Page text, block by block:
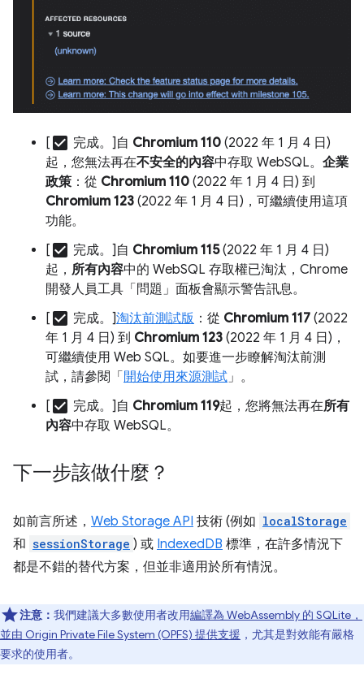
[ check_box 完成。]自 Chromium 110 (2022 年 1 月 4 日)
起，您無法再在不安全的內容中存取 WebSQL。 企業
政策 ：從 Chromium 110 (2022 年 1 月 4 日) 到
Chromium 123 (2022 年 1 月 4 日)，可繼續使用這項
功能。
[ check_box 完成。]自 Chromium 115(2022 年 1 月 4 日)
起， 所有內容中的 WebSQL 存取權已淘汰，Chrome
開發人員工具「問題」面板會顯示警告訊息。
[ check_box 完成。]淘汰前測試版 ：從 Chromium 117 (2022
年 1 月 4 日) 到 Chromium 123 (2022 年 1 月 4 日)，
可繼續使用 Web SQL。如要進一步瞭解淘汰前測
試，請參閱「 開始使用來源測試」。
[ check_box 完成。]自 Chromium 119起，您將無法再在所有
內容中存取 WebSQL。
下一步該做什麼？
如前言所述， Web Storage API 技術 (例如 localStorage
和 sessionStorage ) 或 IndexedDB 標準，在許多情況下
都是不錯的替代方案，但並非適用於所有情況。
注意： 我們建議大多數使用者改用編譯為 WebAssembly 的 SQLite，
並由 Origin Private File System (OPFS) 提供支援 ，尤其是對效能有嚴格
要求的使用者。